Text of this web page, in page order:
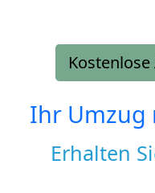
Ihr Umzug
Erhalten